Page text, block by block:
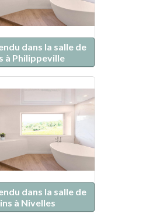
dans la salle de
à Philippeville
dans la salle de
à Nivelles